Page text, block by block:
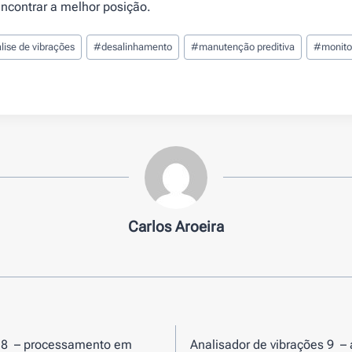
a melhor posição.
de vibrações #desalinhamento #manutenção preditiva #
Carlos Aroeira
– processamento em
Analisador de vibrações 9